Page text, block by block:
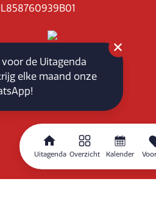
Uitagenda Overzicht Kalender
Home
Overzicht
Kalender
de Uitagenda
elke maand onze